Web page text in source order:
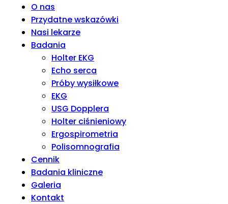
O nas
Przydatne wskazówki
Nasi lekarze
Badania
Holter EKG
Echo serca
Próby wysiłkowe
EKG
USG Dopplera
Holter ciśnieniowy
Ergospirometria
Polisomnografia
Cennik
Badania kliniczne
Galeria
Kontakt